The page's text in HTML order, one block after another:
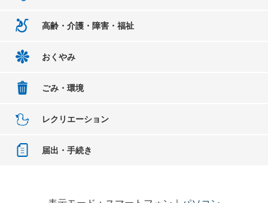
高齢・介護・障害・福祉
おくやみ
ごみ・環境
レクリエーション
届出・手続き